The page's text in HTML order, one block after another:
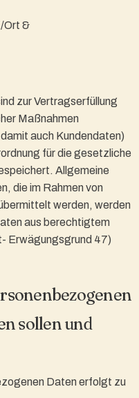
Ort &
zur Vertragserfüllung
Maßnahmen
auch Kundendaten)
für die gesetzliche
Allgemeine
die im Rahmen von
werden, werden
aus berechtigtem
Erwägungsgrund 47)
sollen und
Daten erfolgt zu